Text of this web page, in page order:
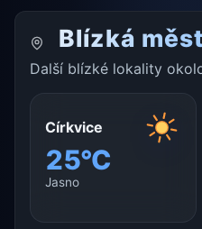
Blízká
Další blízké lokality
Církvice
25°C
Jasno